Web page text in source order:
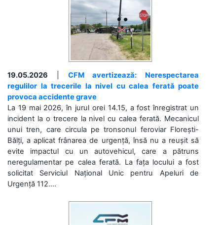
19.05.2026
CFM avertizează: Nerespectarea
regulilor la trecerile la nivel cu calea ferată poate
provoca accidente grave
La 19 mai 2026, în jurul orei 14.15, a fost înregistrat un
incident la o trecere la nivel cu calea ferată. Mecanicul
unui tren, care circula pe tronsonul feroviar Florești-
Bălți, a aplicat frânarea de urgență, însă nu a reușit să
evite impactul cu un autovehicul, care a pătruns
neregulamentar pe calea ferată. La fața locului a fost
solicitat Serviciul Național Unic pentru Apeluri de
Urgență 112....